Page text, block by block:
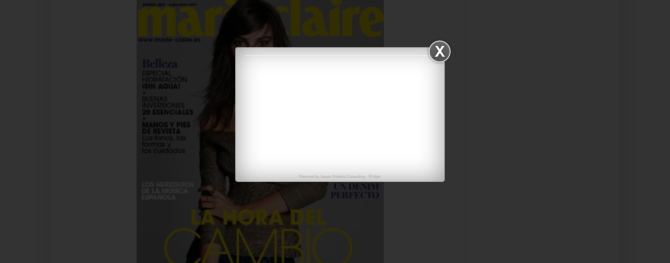
Powered byJasper Roberts Consulting -Widget